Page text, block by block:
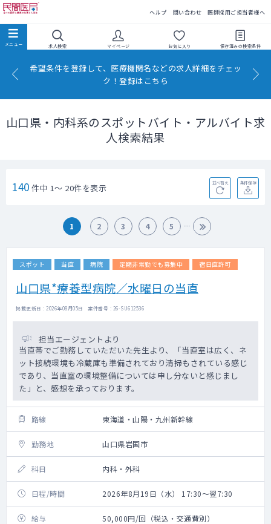
ヘルプ 問い合わせ 医師採用ご担当者様へ
求人検索 マイページ お気に入り 保存済みの検索条件
希望条件を登録して、医療機関名などの求人詳細をチェッ
ク！登録はこちら
山口県・内科系のスポットバイト・アルバイト求
人検索結果
140 件中 1～ 20件を表示 並べ替え 条件保存
1 2 3 4 5
スポット 当直 病院 定期非常勤でも募集中 宿日直許可
山口県*療養型病院／水曜日の当直
掲載更新日 : 2026年08月05日 案件番号 : 26-SU612536
担当エージェントより
当直帯でご勤務していただいた先生より、「当直室は広く、ネ
ット接続環境も冷蔵庫も準備されており清掃もされている感じ
であり、当直室の環境整備については申し分ないと感じまし
た」と、感想を承っております。
路線 東海道・山陽・九州新幹線
勤務地 山口県岩国市
科目 内科・外科
日程/時間 2026年8月19日（水） 17:30～翌7:30
給与 50,000円/回（税込・交通費別）